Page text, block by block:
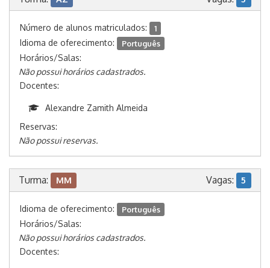
Número de alunos matriculados: 1
Idioma de oferecimento: Português
Horários/Salas:
Não possui horários cadastrados.
Docentes:
Alexandre Zamith Almeida
Reservas:
Não possui reservas.
Turma: MM Vagas: 5
Idioma de oferecimento: Português
Horários/Salas:
Não possui horários cadastrados.
Docentes: